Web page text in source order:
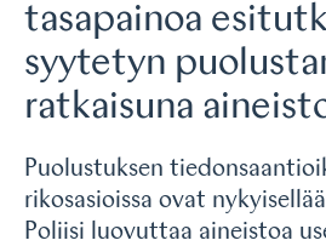
tasapainoa
syytetyn
ratkaisuna
Puolustuksen
rikosasioissa ovat
Poliisi luovuttaa aineistoa